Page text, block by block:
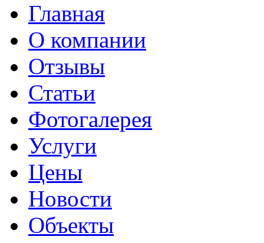
Главная
О компании
Отзывы
Статьи
Фотогалерея
Услуги
Цены
Новости
Объекты